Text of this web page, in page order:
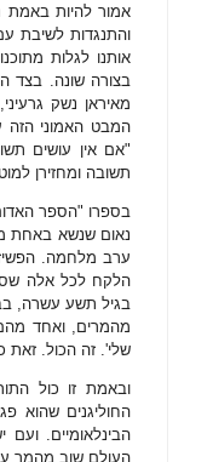
אמור להיות באמת
והתנגדות לשיבת
אותנו לגלות
בצורה שונה. בצד
מאיראן נשק
המבט האמוני הזה
"אם אין עושים
תשובה ומחזירן
בספרו "הספר
נאום שנשא באחת
ערב מלחמה.
הלקח לכל אלה
בגיל תשע עשרה,
מהמרים, ואחד
שלי'. זה הכול.
ובאמת זו כול
החוליגנים שהוא
הבינלאומיים.
העולם שוב מהמר